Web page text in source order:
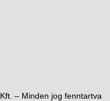
– Minden jog fenntartva​